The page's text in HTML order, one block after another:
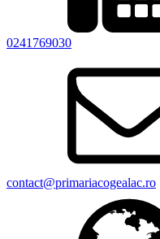
0241769030
contact@primariacogealac.ro